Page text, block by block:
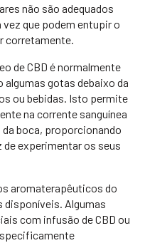
não são adequados
que podem entupir o
corretamente.
de CBD é normalmente
gotas debaixo da
ou bebidas. Isto permite
na corrente sanguínea
boca, proporcionando
experimentar os seus
aromaterapêuticos do
disponíveis. Algumas
com infusão de CBD ou